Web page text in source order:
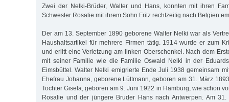
Zwei der Nelki-Brüder, Walter und Hans, konnten mit ihren
Schwester Rosalie mit ihrem Sohn Fritz rechtzeitig nach Belgien
Der am 13. September 1890 geborene Walter Nelki war als
Haushaltsartikel für mehrere Firmen tätig. 1914 wurde er zum
und erlitt eine Verletzung am linken Oberschenkel. Nach dem
mit seiner Familie wie die Familie Oswald Nelki in der
Eimsbüttel. Walter Nelki emigrierte Ende Juli 1938 gemeinsam
Ehefrau Johanna, geborene Lüttmann, geboren am 31. März
Tochter Gisela, geboren am 9. Juni 1922 in Hamburg, wie schon
Rosalie und der jüngere Bruder Hans nach Antwerpen. Am